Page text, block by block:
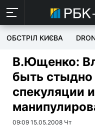
ОБСТРІЛ КИЄВА
В.Ющенко:
быть стыдно
спекуляции и
09:09 15.05.2008 Чт